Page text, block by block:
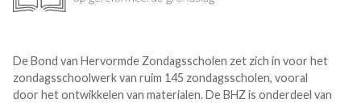
De Bond van Hervormde Zondagsscholen zet zich in voor het
zondagsschoolwerk van ruim 145 zondagsscholen, vooral
door het ontwikkelen van materialen. De BHZ is onderdeel van